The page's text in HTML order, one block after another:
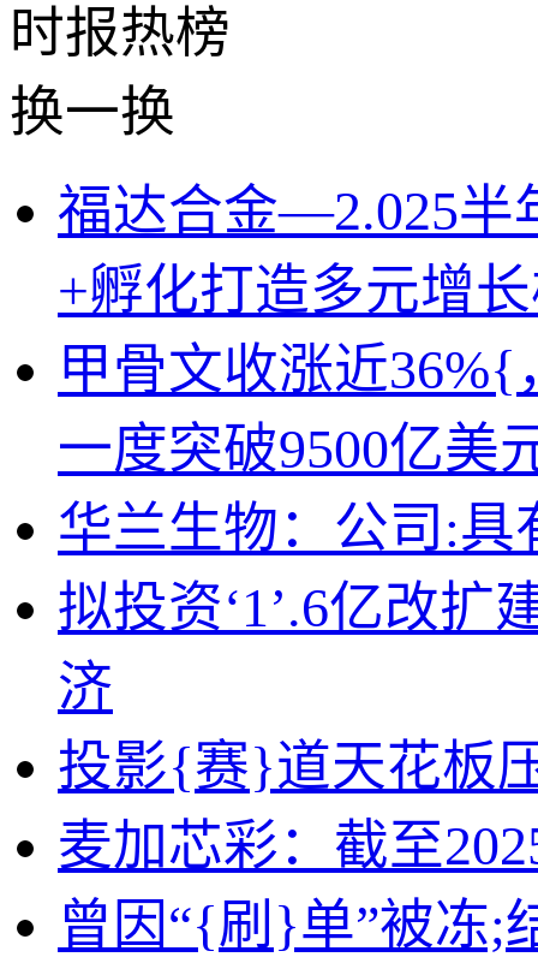
时报热榜
换一换
福达合金—2.025半
+孵化打造多元增
甲骨文收涨近
一度突破9500亿美
华兰生物：公司:
拟投资‘1’.6亿改
济
投影{赛}道天花板
麦加芯彩：截至
曾因“{刷}单”被冻;